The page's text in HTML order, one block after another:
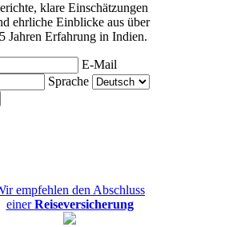
klare Einschätzungen
ehrliche Einblicke aus über
Jahren Erfahrung in Indien.
E-Mail
Sprache
empfehlen den Abschluss
einerReiseversicherung